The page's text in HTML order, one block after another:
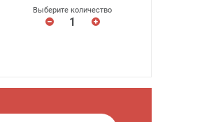
Выберите количество